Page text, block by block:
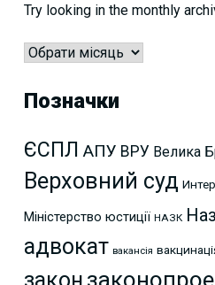
Try looking in the monthly
Архіви
Позначки
ЄСПЛ АПУ ВРУ Велика
Верховний суд
Міністерство юстиції НАЗК
адвокат вакансія